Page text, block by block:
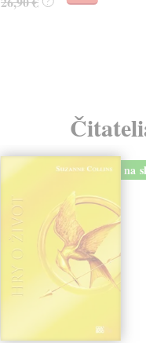
na